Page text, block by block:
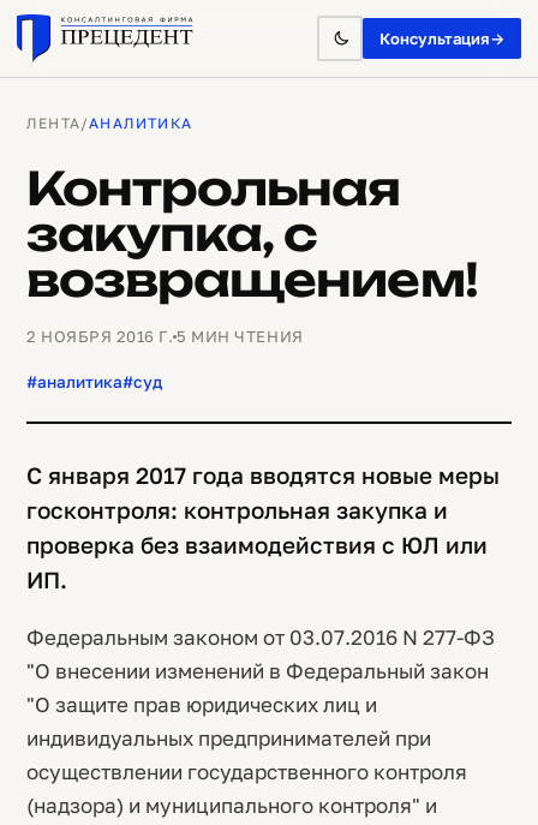
Консультация→
ЛЕНТА/АНАЛИТИКА
Контрольная
закупка, с
возвращением!
2 НОЯБРЯ 2016 Г. 5 МИН ЧТЕНИЯ
#аналитика#суд
С января 2017 года вводятся новые меры
госконтроля: контрольная закупка и
проверка без взаимодействия с ЮЛ или
ИП.
Федеральным законом от 03.07.2016 N 277-ФЗ
"О внесении изменений в Федеральный закон
"О защите прав юридических лиц и
индивидуальных предпринимателей при
осуществлении государственного контроля
(надзора) и муниципального контроля" и